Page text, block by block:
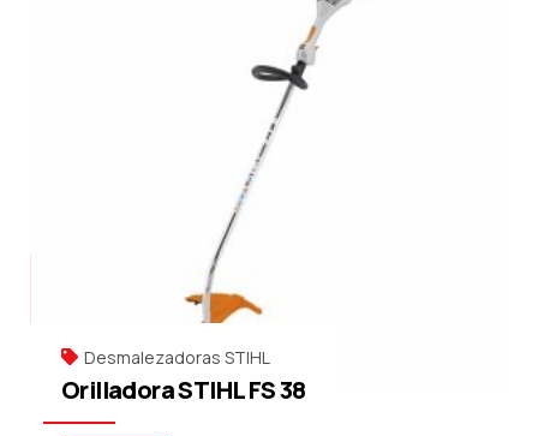
Desmalezadoras STIHL
Orilladora STIHL FS 38